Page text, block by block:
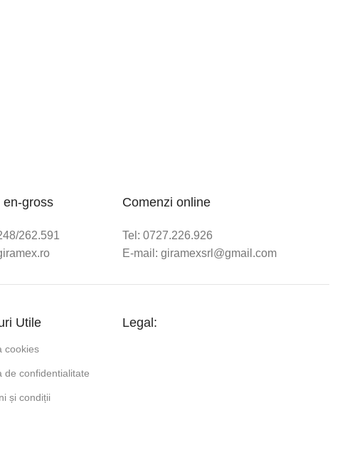
en-gross
262.591
Comenzi online
Tel: 0727.226.926
E-mail: giramexsrl@gmail.com
Utile
cookies
de confidentialitate
și condiții
Legal: